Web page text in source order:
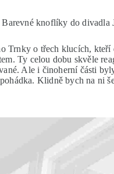
knoflíky do
Trnky o třech klucích,
Ty celou dobu skvěle
Ale i činoherní části
Klidně bych na